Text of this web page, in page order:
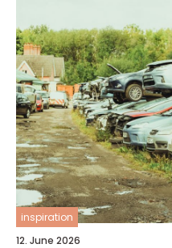
inspiration
12. June 2026